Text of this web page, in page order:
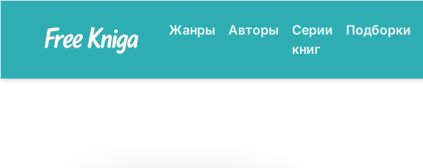
Жанры Авторы
Серии
книг
Подборки